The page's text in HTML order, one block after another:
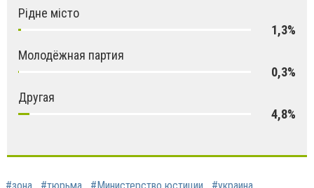
Рідне місто
1,3%
Молодёжная партия
0,3%
Другая
4,8%